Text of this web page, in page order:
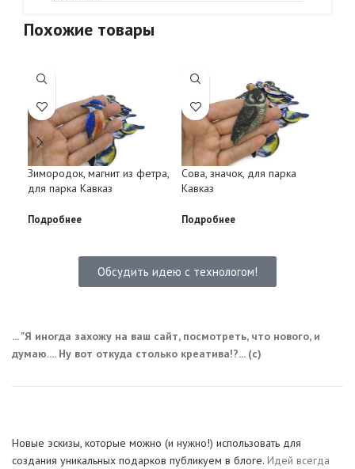
Похожие товары
Зимородок, магнит из фетра,
для парка Кавказ
Подробнее
Сова, значок, для парка
Кавказ
Подробнее
Обсудить идею с технологом!
... "Я иногда захожу на ваш сайт, посмотреть, что нового, и
думаю.... Ну вот откуда столько креатива!?... (с)
Новые эскизы, которые можно (и нужно!) использовать для
создания уникальных подарков публикуем в блоге. Идей всегда